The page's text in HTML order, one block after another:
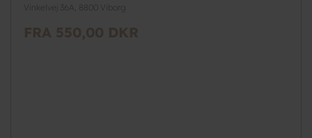
Vinkelvej 36A, 8800 Viborg
FRA 550,00 DKR